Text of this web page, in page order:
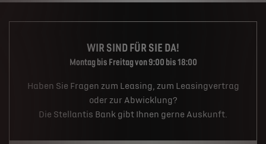
WIR SIND FÜR SIE DA!
Montag bis Freitag von 9:00 bis 18:00
Haben Sie Fragen zum Leasing, zum Leasingvertrag
oder zur Abwicklung?
Die Stellantis Bank gibt Ihnen gerne Auskunft.